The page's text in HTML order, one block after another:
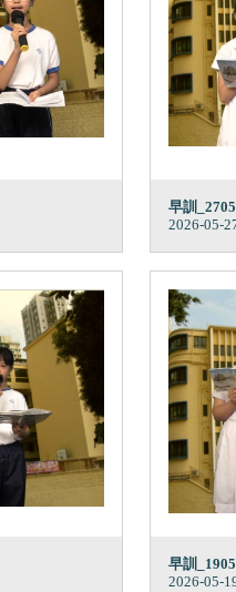
早訓
2026-05-
早訓
2026-05-